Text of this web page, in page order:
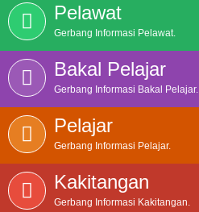
Pelawat
Gerbang Informasi Pelawat.
Bakal Pelajar
Gerbang Informasi Bakal Pelajar.
Pelajar
Gerbang Informasi Pelajar.
Kakitangan
Gerbang Informasi Kakitangan.